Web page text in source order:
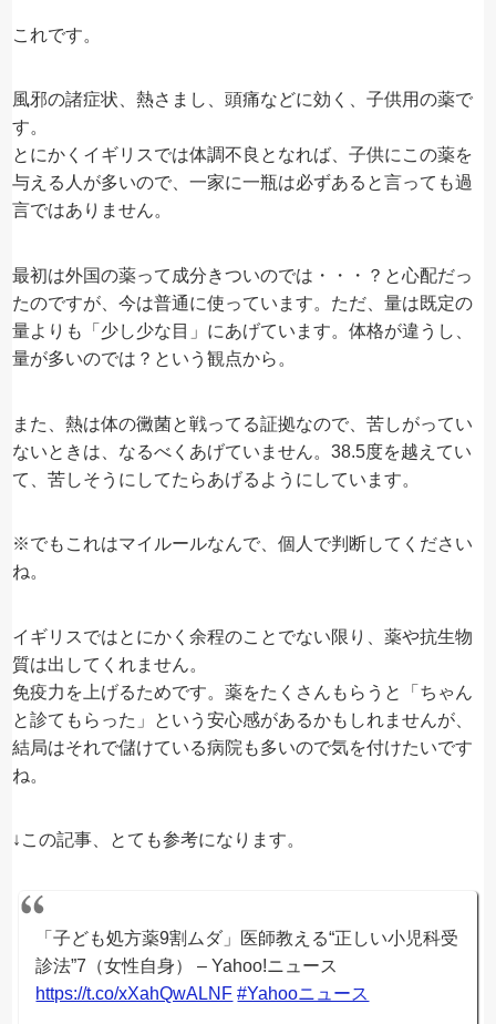
これです。
風邪の諸症状、熱さまし、頭痛などに効く、子供用の薬で
す。
とにかくイギリスでは体調不良となれば、子供にこの薬を
与える人が多いので、一家に一瓶は必ずあると言っても過
言ではありません。
最初は外国の薬って成分きついのでは・・・？と心配だっ
たのですが、今は普通に使っています。ただ、量は既定の
量よりも「少し少な目」にあげています。体格が違うし、
量が多いのでは？という観点から。
また、熱は体の黴菌と戦ってる証拠なので、苦しがってい
ないときは、なるべくあげていません。38.5度を越えてい
て、苦しそうにしてたらあげるようにしています。
※でもこれはマイルールなんで、個人で判断してください
ね。
イギリスではとにかく余程のことでない限り、薬や抗生物
質は出してくれません。
免疫力を上げるためです。薬をたくさんもらうと「ちゃん
と診てもらった」という安心感があるかもしれませんが、
結局はそれで儲けている病院も多いので気を付けたいです
ね。
↓この記事、とても参考になります。
「子ども処方薬9割ムダ」医師教える“正しい小児科受
診法”7（女性自身） – Yahoo!ニュース
https://t.co/xXahQwALNF #Yahooニュース